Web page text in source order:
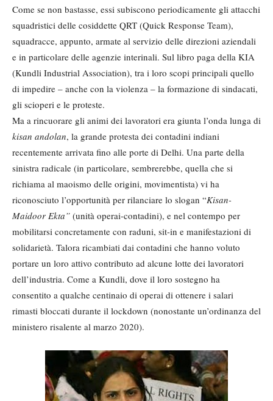
Come se non bastasse, essi subiscono periodicamente gli attacchi
squadristici delle cosiddette QRT (Quick Response Team),
squadracce, appunto, armate al servizio delle direzioni aziendali
e in particolare delle agenzie interinali. Sul libro paga della KIA
(Kundli Industrial Association), tra i loro scopi principali quello
di impedire – anche con la violenza – la formazione di sindacati,
gli scioperi e le proteste.
Ma a rincuorare gli animi dei lavoratori era giunta l’onda lunga di
kisan andolan, la grande protesta dei contadini indiani
recentemente arrivata fino alle porte di Delhi. Una parte della
sinistra radicale (in particolare, sembrerebbe, quella che si
richiama al maoismo delle origini, movimentista) vi ha
riconosciuto l’opportunità per rilanciare lo slogan “Kisan-
Maidoor Ekta” (unità operai-contadini), e nel contempo per
mobilitarsi concretamente con raduni, sit-in e manifestazioni di
solidarietà. Talora ricambiati dai contadini che hanno voluto
portare un loro attivo contributo ad alcune lotte dei lavoratori
dell’industria. Come a Kundli, dove il loro sostegno ha
consentito a qualche centinaio di operai di ottenere i salari
rimasti bloccati durante il lockdown (nonostante un’ordinanza del
ministero risalente al marzo 2020).